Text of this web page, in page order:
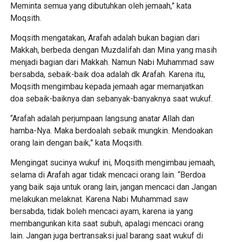
Meminta semua yang dibutuhkan oleh jemaah,” kata
Moqsith.
Moqsith mengatakan, Arafah adalah bukan bagian dari
Makkah, berbeda dengan Muzdalifah dan Mina yang masih
menjadi bagian dari Makkah. Namun Nabi Muhammad saw
bersabda, sebaik-baik doa adalah dk Arafah. Karena itu,
Moqsith mengimbau kepada jemaah agar memanjatkan
doa sebaik-baiknya dan sebanyak-banyaknya saat wukuf.
“Arafah adalah perjumpaan langsung anatar Allah dan
hamba-Nya. Maka berdoalah sebaik mungkin. Mendoakan
orang lain dengan baik,” kata Moqsith.
Mengingat sucinya wukuf ini, Moqsith mengimbau jemaah,
selama di Arafah agar tidak mencaci orang lain. “Berdoa
yang baik saja untuk orang lain, jangan mencaci dan Jangan
melakukan melaknat. Karena Nabi Muhammad saw
bersabda, tidak boleh mencaci ayam, karena ia yang
membangunkan kita saat subuh, apalagi mencaci orang
lain. Jangan juga bertransaksi jual barang saat wukuf di